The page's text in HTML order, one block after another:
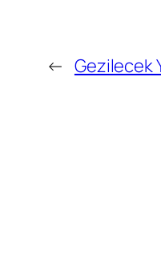
← Gezilecek